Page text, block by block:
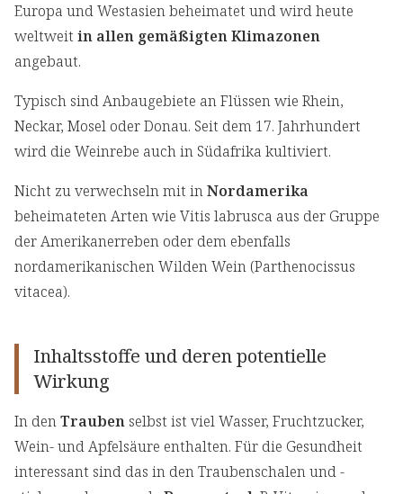
Europa und Westasien beheimatet und wird heute
weltweit in allen gemäßigten Klimazonen
angebaut.
Typisch sind Anbaugebiete an Flüssen wie Rhein,
Neckar, Mosel oder Donau. Seit dem 17. Jahrhundert
wird die Weinrebe auch in Südafrika kultiviert.
Nicht zu verwechseln mit inNordamerika
beheimateten Arten wie Vitis labrusca aus der Gruppe
der Amerikanerreben oder dem ebenfalls
nordamerikanischen Wilden Wein (Parthenocissus
vitacea).
Inhaltsstoffe und deren potentielle
Wirkung
In denTrauben selbst ist viel Wasser, Fruchtzucker,
Wein- und Apfelsäure enthalten. Für die Gesundheit
interessant sind das in den Traubenschalen und -